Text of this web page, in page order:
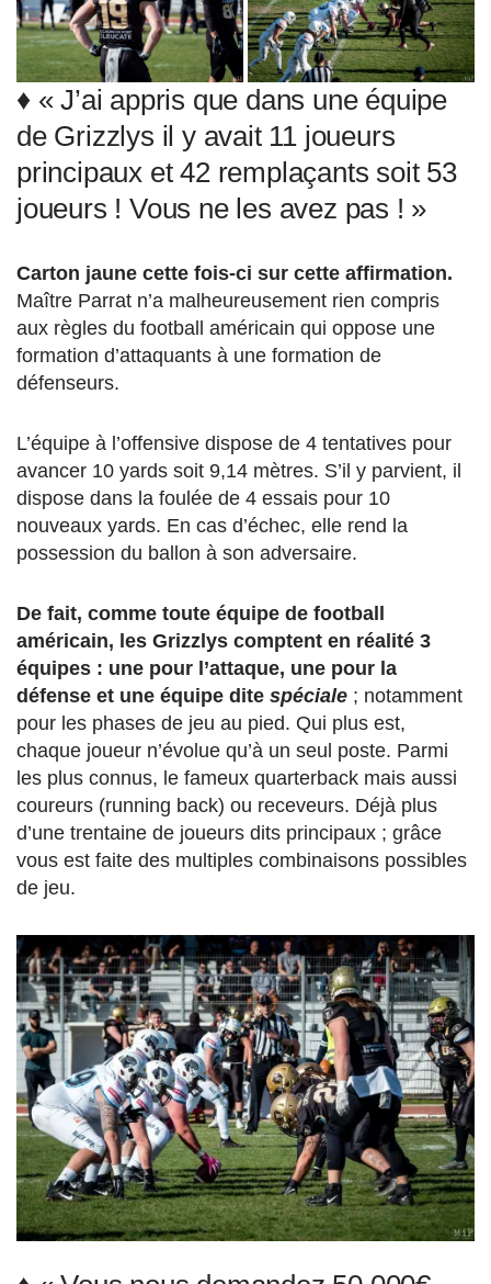
♦ « J’ai appris que dans une équipe
de Grizzlys il y avait 11 joueurs
principaux et 42 remplaçants soit 53
joueurs ! Vous ne les avez pas ! »
Carton jaune cette fois-ci sur cette affirmation.
Maître Parrat n’a malheureusement rien compris
aux règles du football américain qui oppose une
formation d’attaquants à une formation de
défenseurs.
L’équipe à l’offensive dispose de 4 tentatives pour
avancer 10 yards soit 9,14 mètres. S’il y parvient, il
dispose dans la foulée de 4 essais pour 10
nouveaux yards. En cas d’échec, elle rend la
possession du ballon à son adversaire.
De fait, comme toute équipe de football
américain, les Grizzlys comptent en réalité 3
équipes : une pour l’attaque, une pour la
défense et une équipe dite spéciale ; notamment
pour les phases de jeu au pied. Qui plus est,
chaque joueur n’évolue qu’à un seul poste. Parmi
les plus connus, le fameux quarterback mais aussi
coureurs (running back) ou receveurs. Déjà plus
d’une trentaine de joueurs dits principaux ; grâce
vous est faite des multiples combinaisons possibles
de jeu.